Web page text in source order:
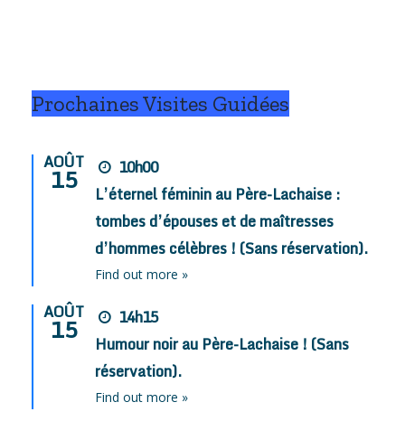
Prochaines Visites Guidées
AOÛT
15
10h00
L’éternel féminin au Père-Lachaise :
tombes d’épouses et de maîtresses
d’hommes célèbres ! (Sans réservation).
Find out more »
AOÛT
15
14h15
Humour noir au Père-Lachaise ! (Sans
réservation).
Find out more »